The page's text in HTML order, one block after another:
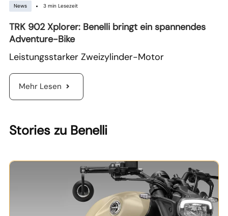
News 3 min Lesezeit
TRK 902 Xplorer: Benelli bringt ein spannendes
Adventure-Bike
Leistungsstarker Zweizylinder-Motor
Mehr Lesen
Stories zu Benelli